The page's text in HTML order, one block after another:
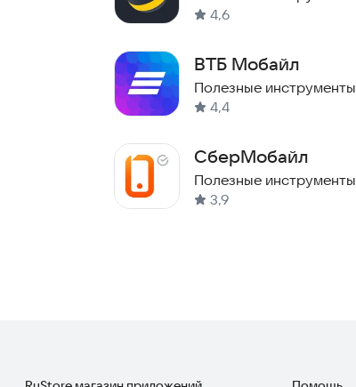
4,6
ВТБ Мобайл
Полезные инструменты
4,4
СберМобайл
Полезные инструменты
3,9